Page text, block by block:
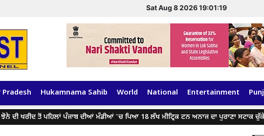
Sat Aug 8 2026 19:01:19
Hukamnama Sahib World National Entertainment
ਖਰੀਦ ਤੋਂ ਪਹਿਲਾਂ ਪੰਜਾਬ ਦੀਆਂ ਮੰਡੀਆਂ 'ਚ ਪਿਆ 18 ਲੱਖ ਮੀਟ੍ਰਿਕ ਟਨ ਅਨਾਜ ਦਾ ਪੁਰਾਣਾ ਸਟਾਕ ਚੁੱਕੇਗੀ: